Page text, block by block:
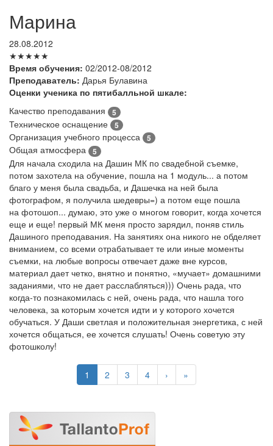
Марина
28.08.2012
★★★★★
Время обучения: 02/2012-08/2012
Преподаватель: Дарья Булавина
Оценки ученика по пятибалльной шкале:
Качество преподавания
5
Техническое оснащение 5
Организация учебного процесса 5
Общая атмосфера 5
Для начала сходила на Дашин МК по свадебной съемке,
потом захотела на обучение, пошла на 1 модуль... а потом
благо у меня была свадьба, и Дашечка на ней была
фотографом, я получила шедевры=) а потом еще пошла
на фотошоп... думаю, это уже о многом говорит, когда хочется
еще и еще! первый МК меня просто зарядил, поняв стиль
Дашиного преподавания. На занятиях она никого не обделяет
вниманием, со всеми отрабатывает те или иные моменты
съемки, на любые вопросы отвечает даже вне курсов,
материал дает четко, внятно и понятно, «мучает» домашними
заданиями, что не дает расслабляться))) Очень рада, что
когда-то познакомилась с ней, очень рада, что нашла того
человека, за которым хочется идти и у которого хочется
обучаться. У Даши светлая и положительная энергетика, с ней
хочется общаться, ее хочется слушать! Очень советую эту
фотошколу!
1 2 3 4 › »